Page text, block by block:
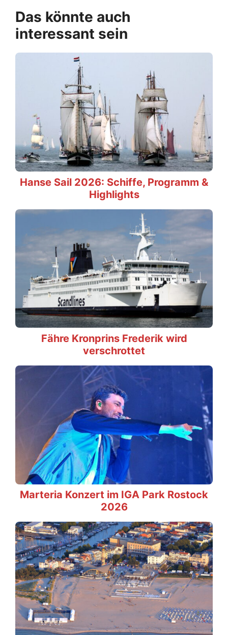
Das könnte auch
interessant sein
Hanse Sail 2026: Schiffe, Programm &
Highlights
Fähre Kronprins Frederik wird
verschrottet
Marteria Konzert im IGA Park Rostock
2026